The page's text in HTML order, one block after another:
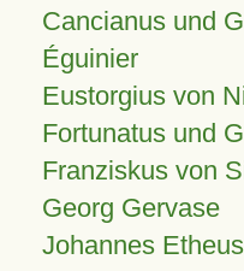
Cancianus und
Éguinier
Eustorgius von
Fortunatus und
Franziskus von
Georg Gervase
Johannes Etheus